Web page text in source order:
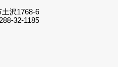
沢1768-6
32-1185